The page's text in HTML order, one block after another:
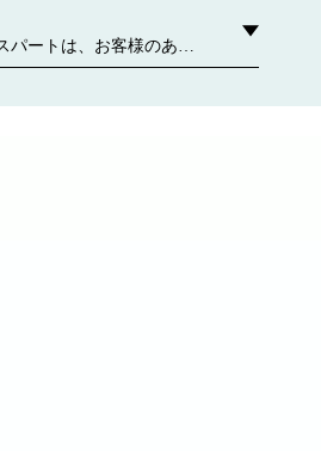
ートは、お客様のあら
ービスをご提供しま